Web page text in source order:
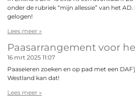
onder de rubriek “mijn allessie” van het AD.
gelogen!
Lees meer »
Paasarrangement voor
16 mrt 2025 11:07
Paaseieren zoeken en op pad met een
Westland kan dat!
Lees meer »